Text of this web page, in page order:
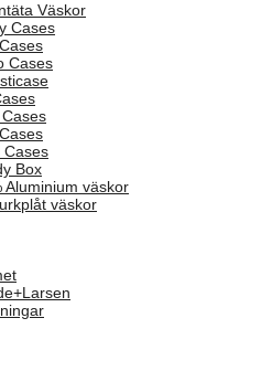
Väskor
Cases
Cases
Cases
Box
Aluminium väskor
väskor